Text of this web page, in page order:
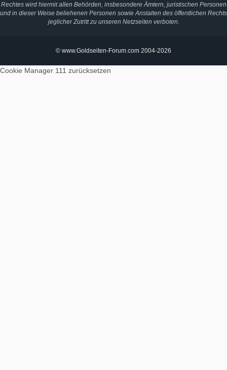
Rechtes wird hiermit allen Behörden, insbesondere Ämtern, juristischen Personen
und in dieser Weise beliehenen Personen sowie Anstalten des öffentlichen Rechts
jeglicher Zutritt zu unseren Netzseiten verboten.
© www.Goldseiten-Forum.com 2004-2026
Cookie Manager 111 zurücksetzen